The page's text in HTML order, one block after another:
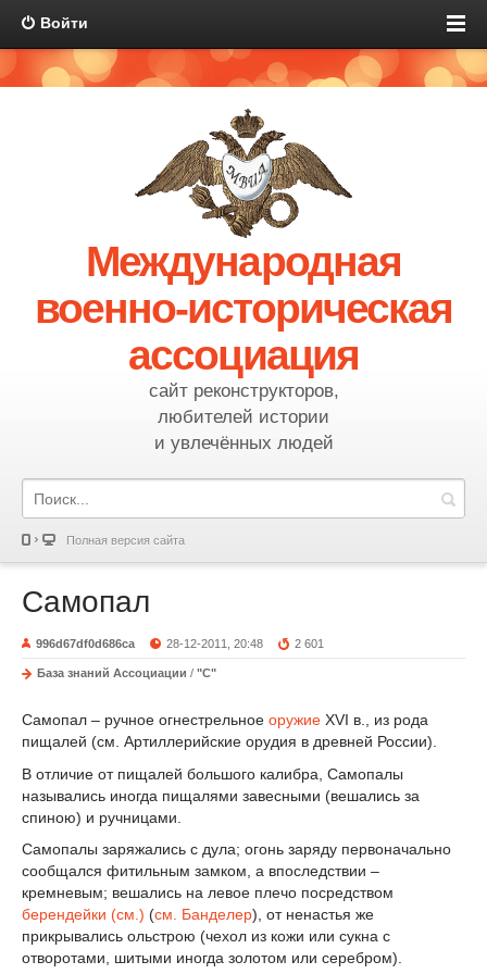
Войти
Международная
военно-историческая
ассоциация
сайт реконструкторов,
любителей истории
и увлечённых людей
Полная версия сайта
Самопал
996d67df0d686ca 28-12-2011, 20:48 2 601
База знаний Ассоциации / "С"
Самопал – ручное огнестрельное оружие ХVI в., из рода
пищалей (см. Артиллерийские орудия в древней России).
В отличие от пищалей большого калибра, Самопалы
назывались иногда пищалями завесными (вешались за
спиною) и ручницами.
Самопалы заряжались с дула; огонь заряду первоначально
сообщался фитильным замком, а впоследствии –
кремневым; вешались на левое плечо посредством
берендейки (см.) (см. Банделер), от ненастья же
прикрывались ольстрою (чехол из кожи или сукна с
отворотами, шитыми иногда золотом или серебром).